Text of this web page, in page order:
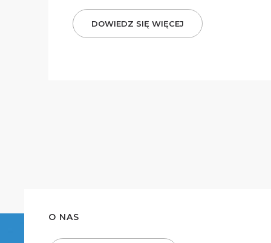
DOWIEDZ SIĘ WIĘCEJ
O NAS